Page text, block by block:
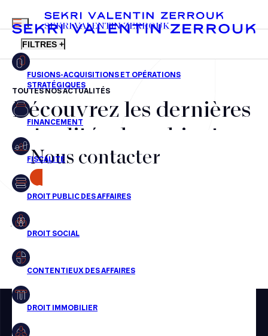
FR EN
MENU
SEKRI VALENTIN ZERROUK
FILTRES +
Fusions-acquisitions et opérations stratégiques
Financement
Fiscalité
Droit public des affaires
Droit social
Droit immobilier
Restructuring
TOUTES NOS ACTUALITÉS
Découvrez les dernières
actualités du cabinet,
nos récompenses et nos
transactions, jour après
jour
Aucun résultats pour cette recherche
Nous contacter